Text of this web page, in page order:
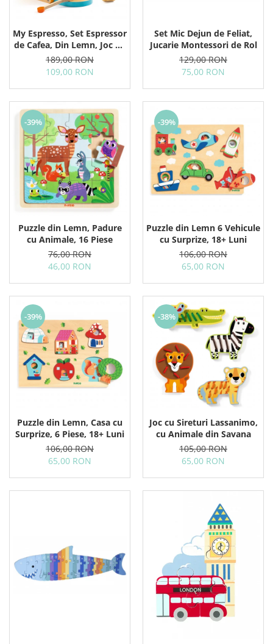
My Espresso, Set Espressor
de Cafea, Din Lemn, Joc de
Rol
189,00 RON
109,00 RON
Set Mic Dejun de Feliat,
Jucarie Montessori de Rol
129,00 RON
75,00 RON
-39%
Puzzle din Lemn, Padure
cu Animale, 16 Piese
76,00 RON
46,00 RON
-39%
Puzzle din Lemn 6 Vehicule
cu Surprize, 18+ Luni
106,00 RON
65,00 RON
-39%
Puzzle din Lemn, Casa cu
Surprize, 6 Piese, 18+ Luni
106,00 RON
65,00 RON
-38%
Joc cu Sireturi Lassanimo,
cu Animale din Savana
105,00 RON
65,00 RON